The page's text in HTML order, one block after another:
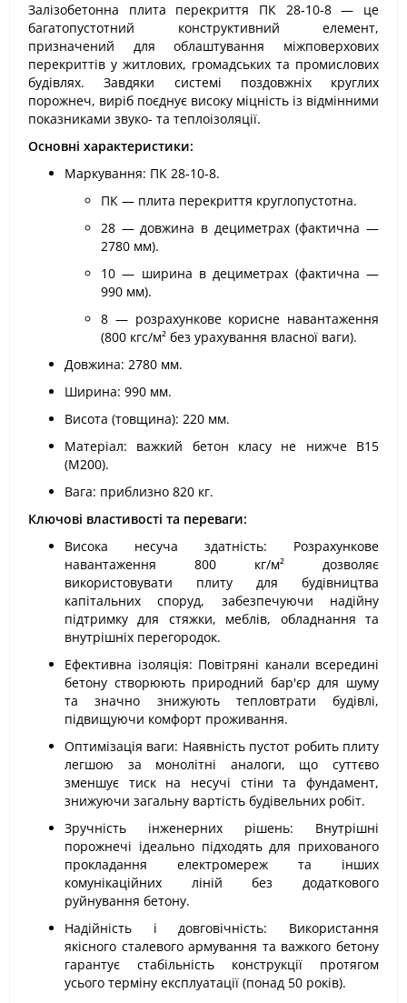
Залізобетонна плита перекриття ПК 28-10-8 — це
багатопустотний конструктивний елемент,
призначений для облаштування міжповерхових
перекриттів у житлових, громадських та промислових
будівлях. Завдяки системі поздовжніх круглих
порожнеч, виріб поєднує високу міцність із відмінними
показниками звуко- та теплоізоляції.
Основні характеристики:
Маркування: ПК 28-10-8.
ПК — плита перекриття круглопустотна.
28 — довжина в дециметрах (фактична —
2780 мм).
10 — ширина в дециметрах (фактична —
990 мм).
8 — розрахункове корисне навантаження
(800 кгс/м² без урахування власної ваги).
Довжина: 2780 мм.
Ширина: 990 мм.
Висота (товщина): 220 мм.
Матеріал: важкий бетон класу не нижче В15
(М200).
Вага: приблизно 820 кг.
Ключові властивості та переваги:
Висока несуча здатність: Розрахункове
навантаження 800 кг/м² дозволяє
використовувати плиту для будівництва
капітальних споруд, забезпечуючи надійну
підтримку для стяжки, меблів, обладнання та
внутрішніх перегородок.
Ефективна ізоляція: Повітряні канали всередині
бетону створюють природний бар'єр для шуму
та значно знижують тепловтрати будівлі,
підвищуючи комфорт проживання.
Оптимізація ваги: Наявність пустот робить плиту
легшою за монолітні аналоги, що суттєво
зменшує тиск на несучі стіни та фундамент,
знижуючи загальну вартість будівельних робіт.
Зручність інженерних рішень: Внутрішні
порожнечі ідеально підходять для прихованого
прокладання електромереж та інших
комунікаційних ліній без додаткового
руйнування бетону.
Надійність і довговічність: Використання
якісного сталевого армування та важкого бетону
гарантує стабільність конструкції протягом
усього терміну експлуатації (понад 50 років).